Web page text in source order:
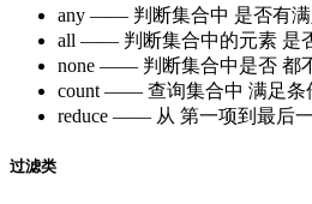
any —— 判断集合中 是否有
all —— 判断集合中的元素 是
none —— 判断集合中是否 都
count —— 查询集合中 满足条
reduce —— 从 第一项到最后
过滤类